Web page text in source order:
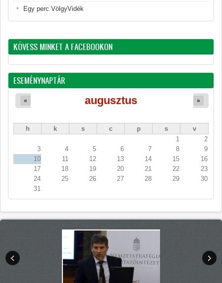
Egy perc VölgyVidék
KÖVESS MINKET A FACEBOOKON
ESEMÉNYNAPTÁR
augusztus
« »
h k s c p s
v
1
2
3
4 5 6 7 8
9
10
11 12 13 14 15
16
17
18 19 20 21 22
23
24
25 26 27 28 29
30
31